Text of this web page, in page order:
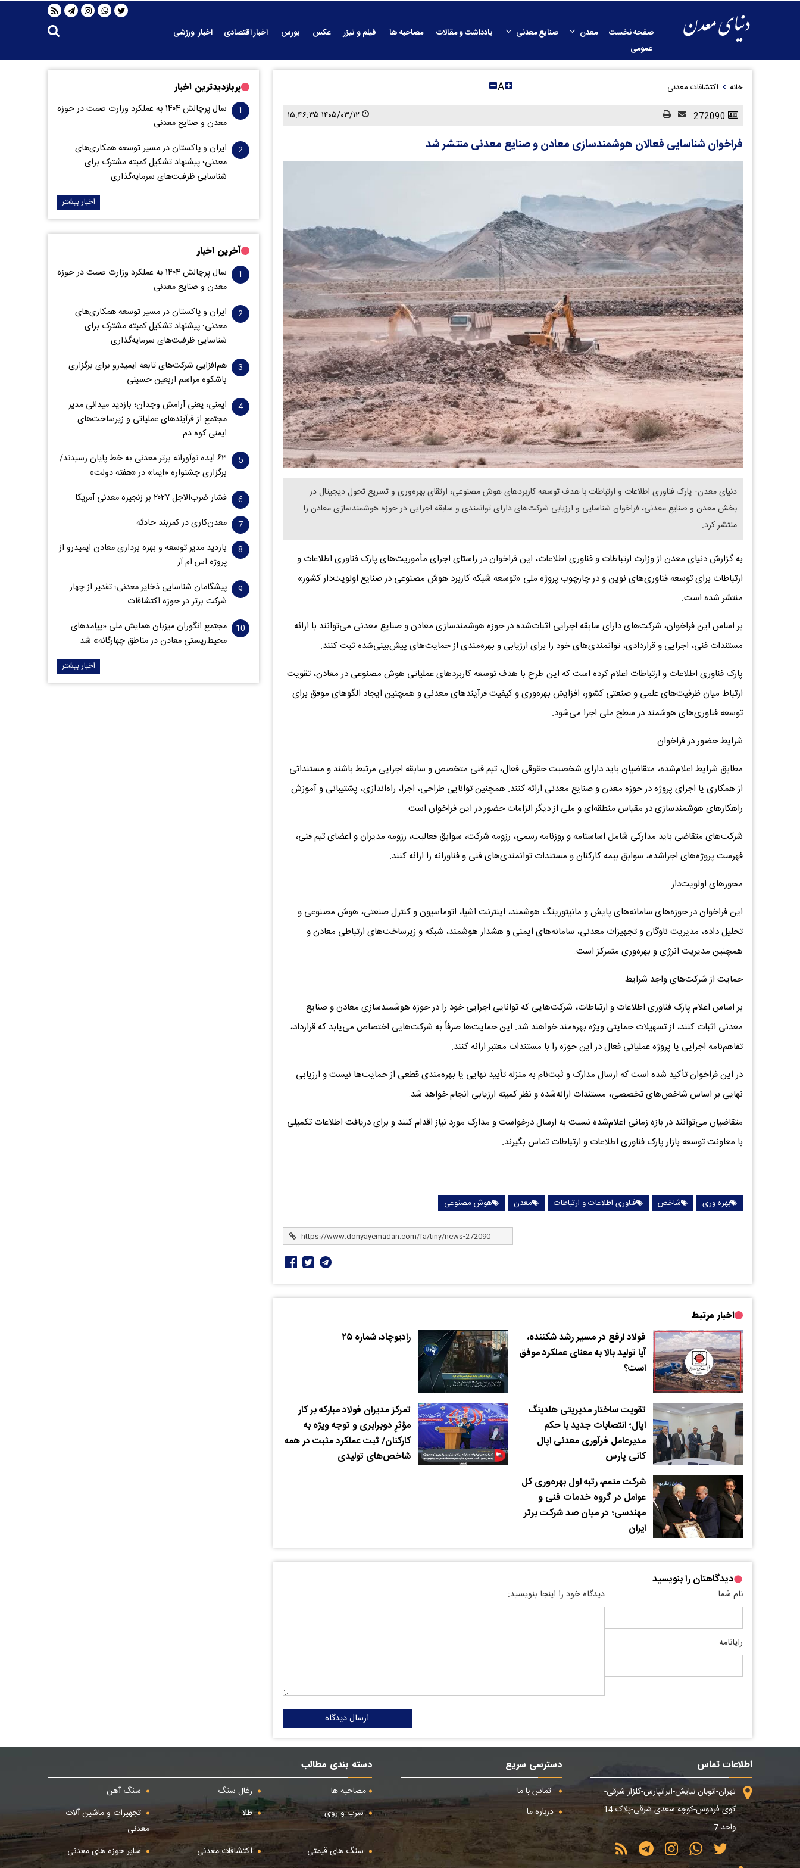
صفحه نخست معدن صنایع معدنی یادداشت و مقالات مصاحبه ها فیلم و تیزر عکس بورس اخبار اقتصادی
اخبار ورزشی
عمومی
خانه اکتشافات معدنی A
۱۴۰۵/۰۳/۱۲ ۱۵:۴۶:۳۵
فراخوان شناسایی فعالان هوشمندسازی معادن و صنایع معدنی منتشر شد
دنیای معدن- پارک فناوری اطلاعات و ارتباطات با هدف توسعه کاربردهای هوش مصنوعی، ارتقای بهره‌وری و تسریع تحول دیجیتال در
بخش معدن و صنایع معدنی، فراخوان شناسایی و ارزیابی شرکت‌های دارای توانمندی و سابقه اجرایی در حوزه هوشمندسازی معادن را
منتشر کرد.
به گزارش دنیای معدن از وزارت ارتباطات و فناوری اطلاعات، این فراخوان در راستای اجرای مأموریت‌های پارک فناوری اطلاعات و
ارتباطات برای توسعه فناوری‌های نوین و در چارچوب پروژه ملی «توسعه شبکه کاربرد هوش مصنوعی در صنایع اولویت‌دار کشور»
منتشر شده است.
بر اساس این فراخوان، شرکت‌های دارای سابقه اجرایی اثبات‌شده در حوزه هوشمندسازی معادن و صنایع معدنی می‌توانند با ارائه
مستندات فنی، اجرایی و قراردادی، توانمندی‌های خود را برای ارزیابی و بهره‌مندی از حمایت‌های پیش‌بینی‌شده ثبت کنند.
پارک فناوری اطلاعات و ارتباطات اعلام کرده است که این طرح با هدف توسعه کاربردهای عملیاتی هوش مصنوعی در معادن، تقویت
ارتباط میان ظرفیت‌های علمی و صنعتی کشور، افزایش بهره‌وری و کیفیت فرآیندهای معدنی و همچنین ایجاد الگوهای موفق برای
توسعه فناوری‌های هوشمند در سطح ملی اجرا می‌شود.
شرایط حضور در فراخوان
مطابق شرایط اعلام‌شده، متقاضیان باید دارای شخصیت حقوقی فعال، تیم فنی متخصص و سابقه اجرایی مرتبط باشند و مستنداتی
از همکاری یا اجرای پروژه در حوزه معدن و صنایع معدنی ارائه کنند. همچنین توانایی طراحی، اجرا، راه‌اندازی، پشتیبانی و آموزش
راهکارهای هوشمندسازی در مقیاس منطقه‌ای و ملی از دیگر الزامات حضور در این فراخوان است.
شرکت‌های متقاضی باید مدارکی شامل اساسنامه و روزنامه رسمی، رزومه شرکت، سوابق فعالیت، رزومه مدیران و اعضای تیم فنی،
فهرست پروژه‌های اجراشده، سوابق بیمه کارکنان و مستندات توانمندی‌های فنی و فناورانه را ارائه کنند.
محورهای اولویت‌دار
این فراخوان در حوزه‌های سامانه‌های پایش و مانیتورینگ هوشمند، اینترنت اشیا، اتوماسیون و کنترل صنعتی، هوش مصنوعی و
تحلیل داده، مدیریت ناوگان و تجهیزات معدنی، سامانه‌های ایمنی و هشدار هوشمند، شبکه و زیرساخت‌های ارتباطی معادن و
همچنین مدیریت انرژی و بهره‌وری متمرکز است.
حمایت از شرکت‌های واجد شرایط
بر اساس اعلام پارک فناوری اطلاعات و ارتباطات، شرکت‌هایی که توانایی اجرایی خود را در حوزه هوشمندسازی معادن و صنایع
معدنی اثبات کنند، از تسهیلات حمایتی ویژه بهره‌مند خواهند شد. این حمایت‌ها صرفاً به شرکت‌هایی اختصاص می‌یابد که قرارداد،
تفاهم‌نامه اجرایی یا پروژه عملیاتی فعال در این حوزه را با مستندات معتبر ارائه کنند.
در این فراخوان تأکید شده است که ارسال مدارک و ثبت‌نام به منزله تأیید نهایی یا بهره‌مندی قطعی از حمایت‌ها نیست و ارزیابی
نهایی بر اساس شاخص‌های تخصصی، مستندات ارائه‌شده و نظر کمیته ارزیابی انجام خواهد شد.
متقاضیان می‌توانند در بازه زمانی اعلام‌شده نسبت به ارسال درخواست و مدارک مورد نیاز اقدام کنند و برای دریافت اطلاعات تکمیلی
با معاونت توسعه بازار پارک فناوری اطلاعات و ارتباطات تماس بگیرند.
بهره وری شاخص فناوری اطلاعات و ارتباطات معدن هوش مصنوعی
اخبار مرتبط
فولاد ارفع در مسیر رشد شکننده،
آیا تولید بالا به معنای عملکرد موفق
است؟
رادیوچاد، شماره ۲۵
تقویت ساختار مدیریتی هلدینگ
اپال؛ انتصابات جدید با حکم
مدیرعامل فرآوری معدنی اپال
کانی پارس
تمرکز مدیران فولاد مبارکه بر کار
مؤثرِ دوبرابری و توجه ویژه به
کارکنان/ ثبت عملکرد مثبت در همه
شاخص‌های تولیدی
شرکت متمم، رتبه اول بهره‌وری کل
عوامل در گروه خدمات فنی و
مهندسی؛ در میان صد شرکت برتر
ایران
دیدگاهتان را بنویسید
نام شما
رایانامه
دیدگاه خود را اینجا بنویسید:
ارسال دیدگاه
پربازدیدترین اخبار
سال پرچالش ۱۴۰۴ به عملکرد وزارت صمت در حوزه
معدن و صنایع معدنی
ایران و پاکستان در مسیر توسعه همکاری‌های
معدنی؛ پیشنهاد تشکیل کمیته مشترک برای
شناسایی ظرفیت‌های سرمایه‌گذاری
اخبار بیشتر
آخرین اخبار
سال پرچالش ۱۴۰۴ به عملکرد وزارت صمت در حوزه
معدن و صنایع معدنی
ایران و پاکستان در مسیر توسعه همکاری‌های
معدنی؛ پیشنهاد تشکیل کمیته مشترک برای
شناسایی ظرفیت‌های سرمایه‌گذاری
هم‌افزایی شرکت‌های تابعه ایمیدرو برای برگزاری
باشکوه مراسم اربعین حسینی
ایمنی، یعنی آرامش وجدان؛ بازدید میدانی مدیر
مجتمع از فرآیندهای عملیاتی و زیرساخت‌های
ایمنی کوه دم
۶۳ ایده نوآورانه برتر معدنی به خط پایان رسیدند/
برگزاری جشنواره «ایما» در «هفته دولت»
فشار ضرب‌الاجل ۲۰۲۷ بر زنجیره معدنی آمریکا
معدن‌کاری در کمربند حادثه
بازدید مدیر توسعه و بهره برداری معادن ایمیدرو از
پروژه اس ام آر
پیشگامان شناسایی ذخایر معدنی؛ تقدیر از چهار
شرکت برتر در حوزه اکتشافات‌
مجتمع انگوران میزبان همایش ملی «پیامدهای
محیط‌زیستی معادن در مناطق چهارگانه» شد
اخبار بیشتر
اطلاعات تماس
تهران-اتوبان نیایش-ایرانپارس-گلزار شرقی-
کوی فردوس-کوچه سعدی شرقی-پلاک 14
واحد 7
دسترسی سریع
تماس با ما
درباره ما
دسته بندی مطالب
مصاحبه ها
زغال سنگ
سنگ آهن
سرب و روی
طلا
تجهیزات و ماشین آلات
معدنی
سنگ های قیمتی
اکتشافات معدنی
سایر حوزه های معدنی